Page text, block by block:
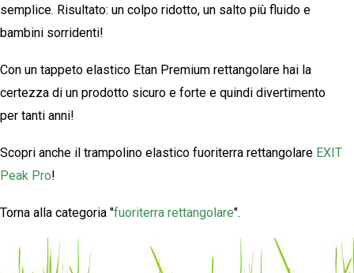
semplice. Risultato: un colpo ridotto, un salto più fluido e
bambini sorridenti!
Con un tappeto elastico Etan Premium rettangolare hai la
certezza di un prodotto sicuro e forte e quindi divertimento
per tanti anni!
Scopri anche il trampolino elastico fuoriterra rettangolare EXIT
Peak Pro!
Torna alla categoria "fuoriterra rettangolare".